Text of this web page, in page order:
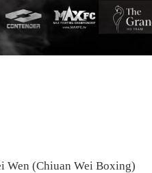
Wen (Chiuan Wei Boxing)